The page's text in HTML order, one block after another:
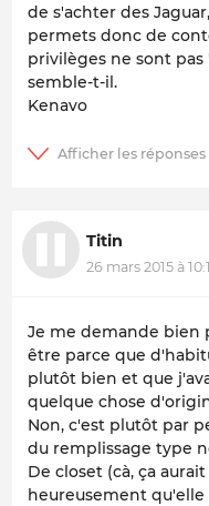
de s'achter des
permets donc de
privilèges ne sont pas
semble-t-il.
Kenavo
Titin
26 mars 2015 à
Je me demande bien
être parce que
plutôt bien et que
quelque chose
Non, c'est plutôt par
du remplissage type
De closet (cà, ça
heureusement qu'elle